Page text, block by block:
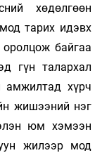
хөдөлгөөн
тарих идэвх
байгаа
гүн талархал
амжилтад хүрч
жишээний нэг
юм хэмээн
жилээр мод